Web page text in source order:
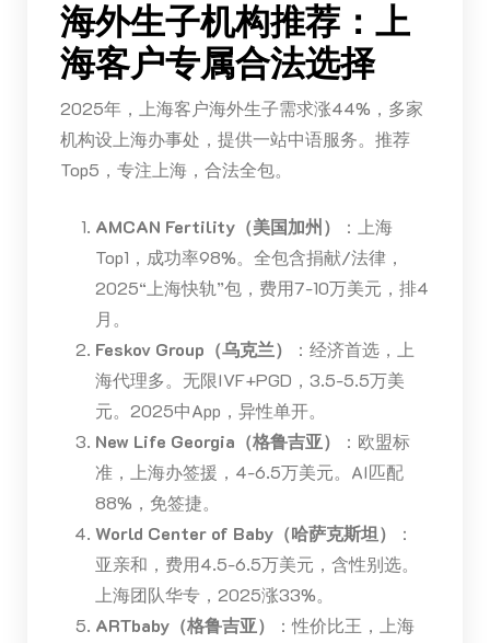
海外生子机构推荐：上
海客户专属合法选择
2025年，上海客户海外生子需求涨44%，多家
机构设上海办事处，提供一站中语服务。推荐
Top5，专注上海，合法全包。
AMCAN Fertility（美国加州）
：上海
Top1，成功率98%。全包含捐献/法律，
2025“上海快轨”包，费用7-10万美元，排4
月。
Feskov Group（乌克兰）
：经济首选，上
海代理多。无限IVF+PGD，3.5-5.5万美
元。2025中App，异性单开。
New Life Georgia（格鲁吉亚）
：欧盟标
准，上海办签援，4-6.5万美元。AI匹配
88%，免签捷。
World Center of Baby（哈萨克斯坦）
：
亚亲和，费用4.5-6.5万美元，含性别选。
上海团队华专，2025涨33%。
ARTbaby（格鲁吉亚）
：性价比王，上海